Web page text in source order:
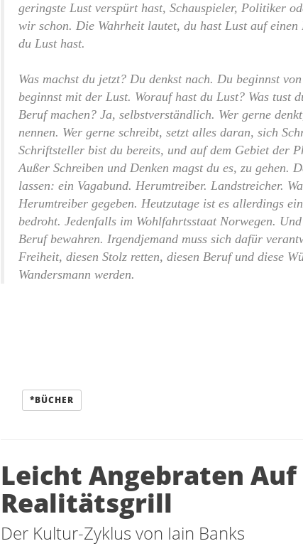
geringste Lust verspürt hast, Schauspieler, Politiker
wir schon. Die Wahrheit lautet, du hast Lust auf
du Lust hast.
Was machst du jetzt? Du denkst nach. Du beginnst
beginnst mit der Lust. Worauf hast du Lust? Was tust
Beruf machen? Ja, selbstverständlich. Wer gerne
nennen. Wer gerne schreibt, setzt alles daran, sich
Schriftsteller bist du bereits, und auf dem Gebiet der
Außer Schreiben und Denken magst du es, zu gehen.
lassen: ein Vagabund. Herumtreiber. Landstreicher.
Herumtreiber gegeben. Heutzutage ist es allerdings
bedroht. Jedenfalls im Wohlfahrtsstaat Norwegen.
Beruf bewahren. Irgendjemand muss sich dafür
Freiheit, diesen Stolz retten, diesen Beruf und diese
Wandersmann werden.
Kategorien:
*BÜCHER
Leicht Angebraten Auf
Realitätsgrill
Der Kultur-Zyklus von Iain Banks